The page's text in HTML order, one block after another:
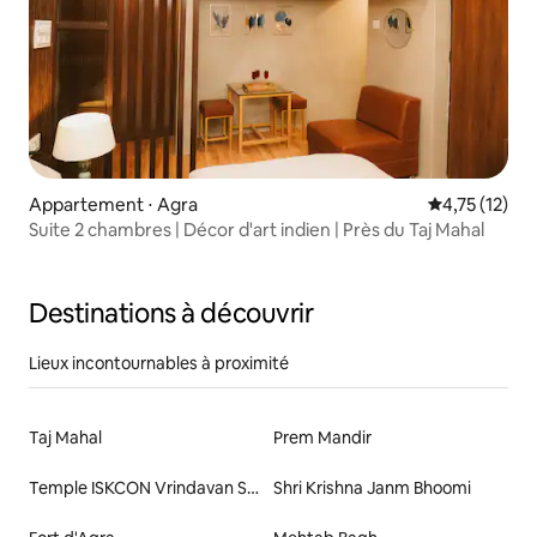
Appartement ⋅ Agra Évaluation
4,75 (12)
Suite 2 chambres | Décor d'art indien | Près du Taj Mahal
Destinations à découvrir
Lieux incontournables à proximité
Taj Mahal Prem Mandir
Temple ISKCON Vrindavan Sri Sri Krishna Balarama Shri Krishna Janm Bhoomi